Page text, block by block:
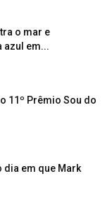
o mar e
azul em...
11º Prêmio Sou do
dia em que Mark